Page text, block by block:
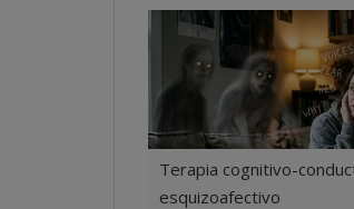
Terapia cognitivo-
esquizoafectivo